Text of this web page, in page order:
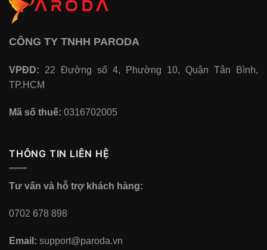
CÔNG TY TNHH PARODA
VPĐD: 22 Đường số 4, Phường 10, Quận Tân Bình,
TP.HCM
Mã số thuế: 0316702005
THÔNG TIN LIÊN HỆ
Tư vấn và hỗ trợ khách hàng:
0702 678 898
Email: support@paroda.vn